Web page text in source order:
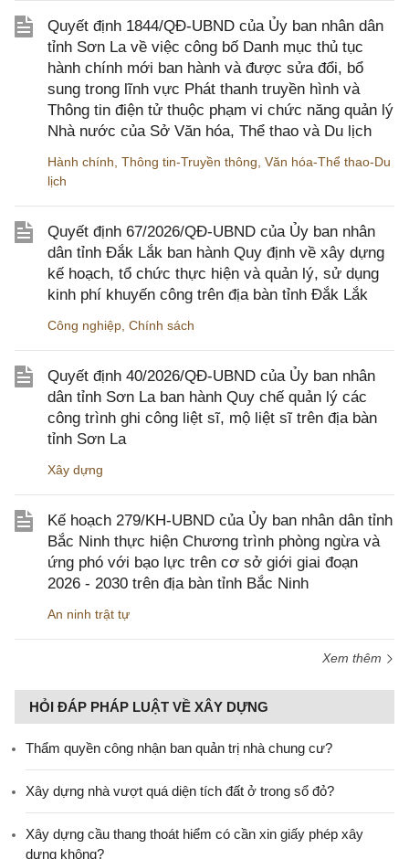
Quyết định 1844/QĐ-UBND của Ủy ban nhân dân
tỉnh Sơn La về việc công bố Danh mục thủ tục
hành chính mới ban hành và được sửa đổi, bổ
sung trong lĩnh vực Phát thanh truyền hình và
Thông tin điện tử thuộc phạm vi chức năng quản lý
Nhà nước của Sở Văn hóa, Thể thao và Du lịch
Hành chính Thông tin-Truyền thông Văn hóa-Thể thao-Du
lịch
Quyết định 67/2026/QĐ-UBND của Ủy ban nhân
dân tỉnh Đắk Lắk ban hành Quy định về xây dựng
kế hoạch, tổ chức thực hiện và quản lý, sử dụng
kinh phí khuyến công trên địa bàn tỉnh Đắk Lắk
Công nghiệp Chính sách
Quyết định 40/2026/QĐ-UBND của Ủy ban nhân
dân tỉnh Sơn La ban hành Quy chế quản lý các
công trình ghi công liệt sĩ, mộ liệt sĩ trên địa bàn
tỉnh Sơn La
Xây dựng
Kế hoạch 279/KH-UBND của Ủy ban nhân dân tỉnh
Bắc Ninh thực hiện Chương trình phòng ngừa và
ứng phó với bạo lực trên cơ sở giới giai đoạn
2026 - 2030 trên địa bàn tỉnh Bắc Ninh
An ninh trật tự
Xem thêm
HỎI ĐÁP PHÁP LUẬT VỀ XÂY DỰNG
Thẩm quyền công nhận ban quản trị nhà chung cư?
Xây dựng nhà vượt quá diện tích đất ở trong sổ đỏ?
Xây dựng cầu thang thoát hiểm có cần xin giấy phép xây
dựng không?